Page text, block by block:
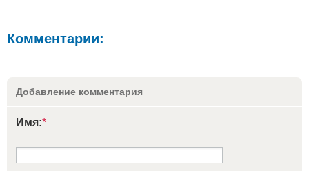
Комментарии:
Добавление комментария
Имя:*